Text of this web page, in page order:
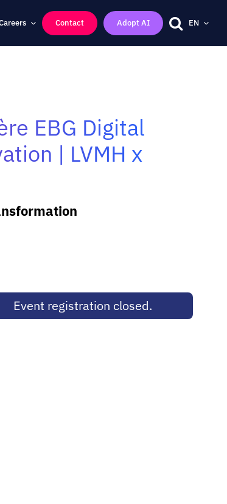
Contact Adopt AI EN
EBG Digital
| LVMH x
Event registration closed.